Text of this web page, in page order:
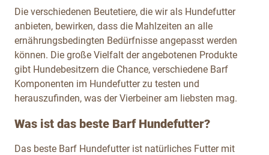
Die verschiedenen Beutetiere, die wir als Hundefutter
anbieten, bewirken, dass die Mahlzeiten an alle
ernährungsbedingten Bedürfnisse angepasst werden
können. Die große Vielfalt der angebotenen Produkte
gibt Hundebesitzern die Chance, verschiedene Barf
Komponenten im Hundefutter zu testen und
herauszufinden, was der Vierbeiner am liebsten mag.
Was ist das beste Barf Hundefutter?
Das beste Barf Hundefutter ist natürliches Futter mit